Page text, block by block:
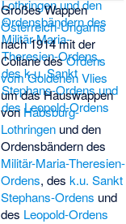
Großes Wappen
Österreich-Ungarns
nach 1914 mit der
Collane desOrdens
vom Goldenen Vlies
um das Hauswappen
von Habsburg-
Lothringen und den
Ordensbändern des
Militär-Maria-Theresien-
Ordens, desk.u. Sankt
Stephans-Ordens und
des Leopold-Ordens